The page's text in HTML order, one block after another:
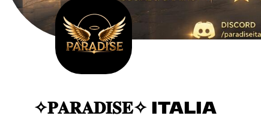
✧𝐏𝐀𝐑𝐀𝐃𝐈𝐒𝐄✧ ITALIA